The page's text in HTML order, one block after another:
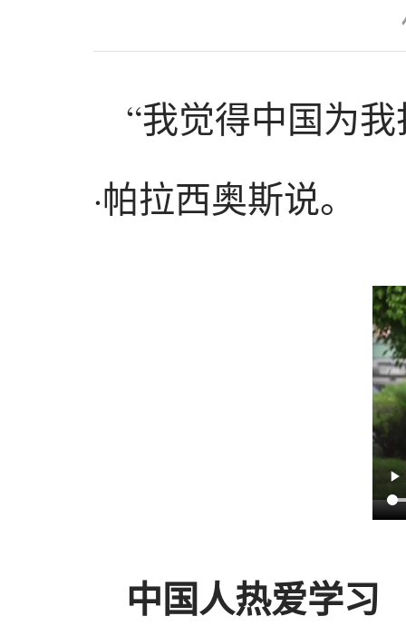
“我觉得中国为
·帕拉西奥斯说。
中国人热爱学习